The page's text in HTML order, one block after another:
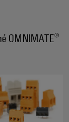
OMNIMATE®